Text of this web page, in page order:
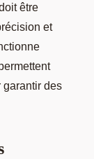
être
et
garantir des